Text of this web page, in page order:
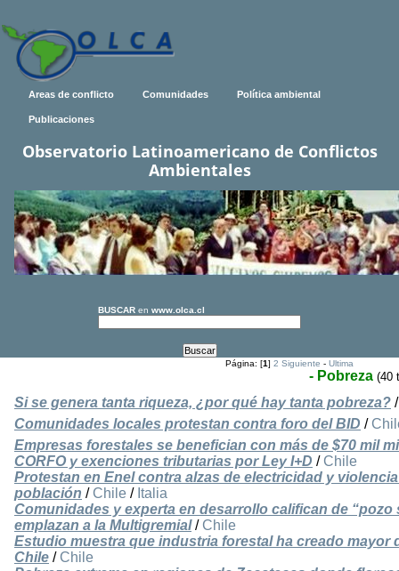
Areas de conflicto Comunidades Política ambiental
Publicaciones
Observatorio Latinoamericano de Conflictos
Ambientales
BUSCAR en www.olca.cl
Página: [1]2 Siguiente -Ultima
- Pobreza (40
Si se genera tanta riqueza, ¿por qué hay tanta pobreza?
Comunidades locales protestan contra foro del BID /
Empresas forestales se benefician con más de $70 mil
CORFO y exenciones tributarias por Ley I+D / Chile
Protestan en Enel contra alzas de electricidad y
población / Chile / Italia
Comunidades y experta en desarrollo califican de
emplazan a la Multigremial/ Chile
Estudio muestra que industria forestal ha creado mayor
Chile / Chile